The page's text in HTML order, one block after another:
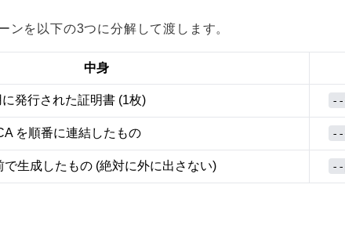
を以下の3つに分解して渡します。
中身
発行された証明書 (1枚)
を順番に連結したもの
生成したもの (絶対に外に出さない) --